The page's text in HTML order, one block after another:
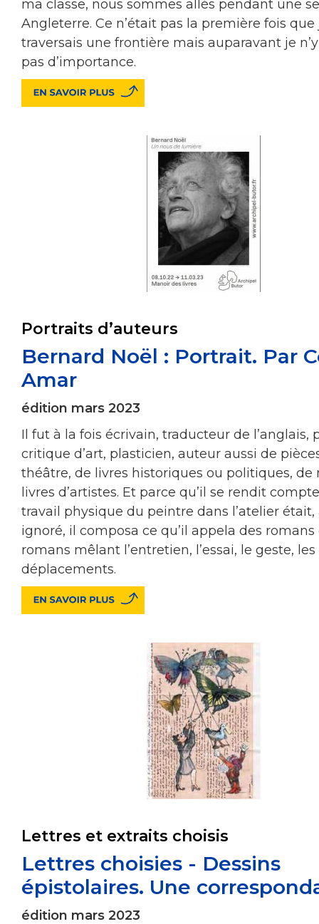
ma classe, nous sommes allés pendant une
Angleterre. Ce n’était pas la première fois que
traversais une frontière mais auparavant je
pas d’importance.
Portraits d’auteurs
Bernard Noël : Portrait. Par
Amar
édition mars 2023
Il fut à la fois écrivain, traducteur de l’anglais,
critique d’art, plasticien, auteur aussi de
théâtre, de livres historiques ou politiques, de
livres d’artistes. Et parce qu’il se rendit
travail physique du peintre dans l’atelier était,
ignoré, il composa ce qu’il appela des romans
romans mêlant l’entretien, l’essai, le geste, les
déplacements.
Lettres et extraits choisis
Lettres choisies - Dessins
épistolaires. Une
édition mars 2023